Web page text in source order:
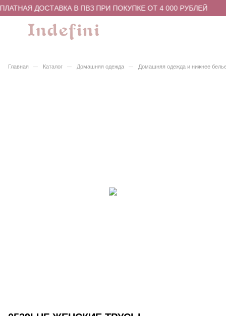
ДОСТАВКА В ПВЗ ПРИ ПОКУПКЕ ОТ 4 000 РУБЛЕЙ
Главная – Каталог – Домашняя одежда – Домашняя одежда и нижнее